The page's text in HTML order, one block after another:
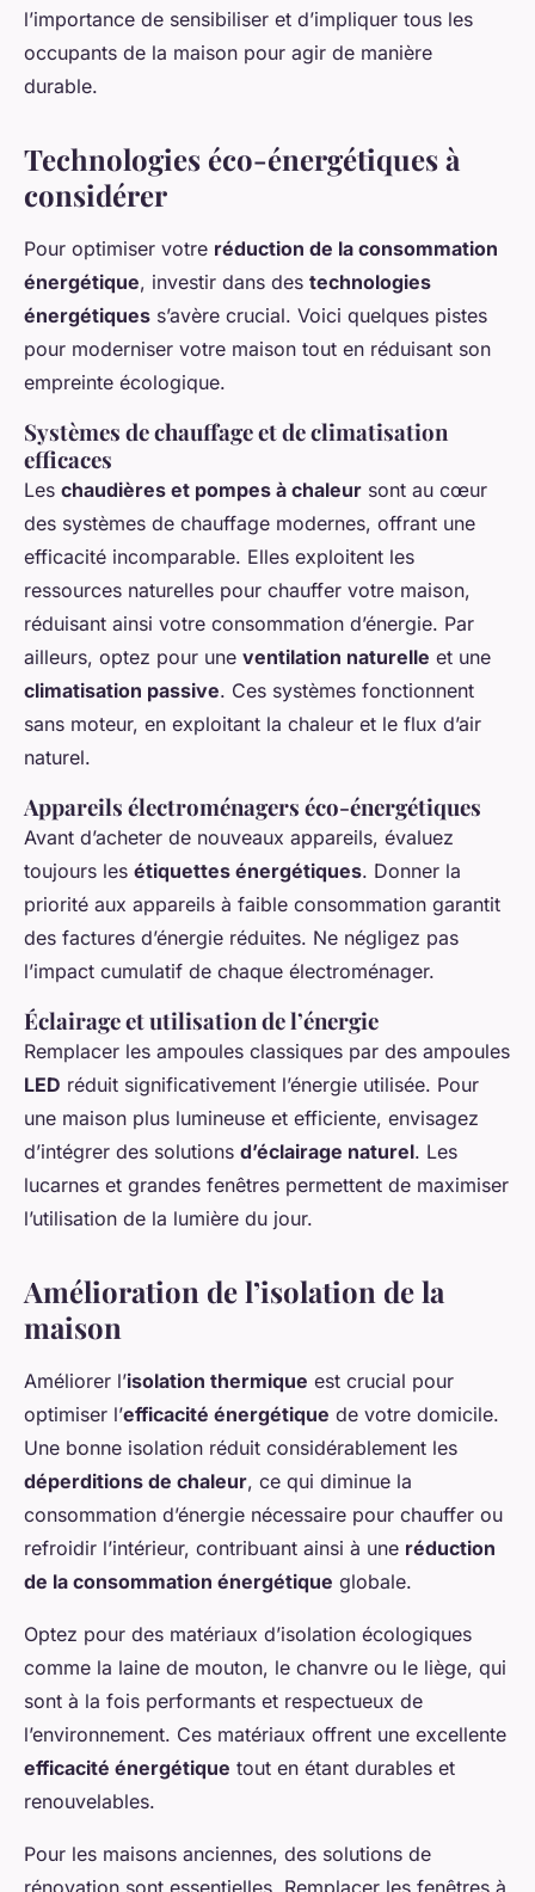
l’importance de sensibiliser et d’impliquer tous les
occupants de la maison pour agir de manière
durable.
Technologies éco-énergétiques à
considérer
Pour optimiser votre réduction de la consommation
énergétique, investir dans des technologies
énergétiques s’avère crucial. Voici quelques pistes
pour moderniser votre maison tout en réduisant son
empreinte écologique.
Systèmes de chauffage et de climatisation
efficaces
Les chaudières et pompes à chaleur sont au cœur
des systèmes de chauffage modernes, offrant une
efficacité incomparable. Elles exploitent les
ressources naturelles pour chauffer votre maison,
réduisant ainsi votre consommation d’énergie. Par
ailleurs, optez pour une ventilation naturelle et une
climatisation passive. Ces systèmes fonctionnent
sans moteur, en exploitant la chaleur et le flux d’air
naturel.
Appareils électroménagers éco-énergétiques
Avant d’acheter de nouveaux appareils, évaluez
toujours les étiquettes énergétiques. Donner la
priorité aux appareils à faible consommation garantit
des factures d’énergie réduites. Ne négligez pas
l’impact cumulatif de chaque électroménager.
Éclairage et utilisation de l’énergie
Remplacer les ampoules classiques par des ampoules
LED réduit significativement l’énergie utilisée. Pour
une maison plus lumineuse et efficiente, envisagez
d’intégrer des solutions d’éclairage naturel. Les
lucarnes et grandes fenêtres permettent de maximiser
l’utilisation de la lumière du jour.
Amélioration de l’isolation de la
maison
Améliorer l’isolation thermique est crucial pour
optimiser l’efficacité énergétique de votre domicile.
Une bonne isolation réduit considérablement les
déperditions de chaleur, ce qui diminue la
consommation d’énergie nécessaire pour chauffer ou
refroidir l’intérieur, contribuant ainsi à une réduction
de la consommation énergétique globale.
Optez pour des matériaux d’isolation écologiques
comme la laine de mouton, le chanvre ou le liège, qui
sont à la fois performants et respectueux de
l’environnement. Ces matériaux offrent une excellente
efficacité énergétique tout en étant durables et
renouvelables.
Pour les maisons anciennes, des solutions de